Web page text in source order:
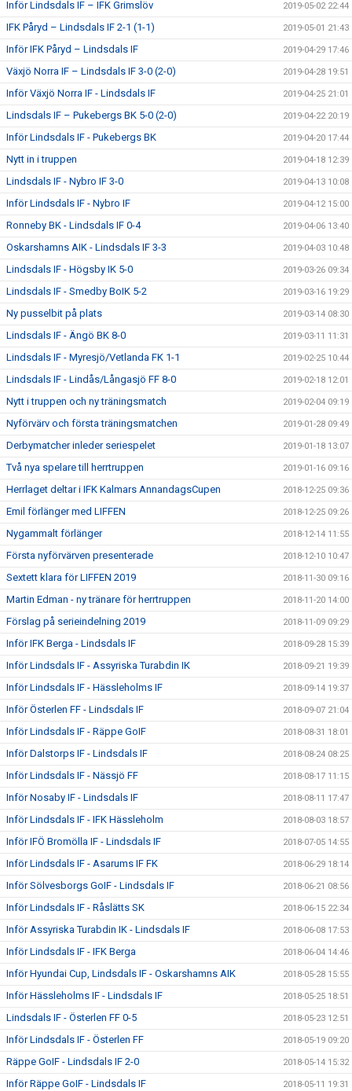
Inför Lindsdals IF – IFK Grimslöv 2019-05-02 22:44
IFK Påryd – Lindsdals IF 2-1 (1-1) 2019-05-01 21:43
Inför IFK Påryd – Lindsdals IF 2019-04-29 17:46
Växjö Norra IF – Lindsdals IF 3-0 (2-0) 2019-04-28 19:51
Inför Växjö Norra IF - Lindsdals IF 2019-04-25 21:01
Lindsdals IF – Pukebergs BK 5-0 (2-0) 2019-04-22 20:19
Inför Lindsdals IF - Pukebergs BK 2019-04-20 17:44
Nytt in i truppen 2019-04-18 12:39
Lindsdals IF - Nybro IF 3-0 2019-04-13 10:08
Inför Lindsdals IF - Nybro IF 2019-04-12 15:00
Ronneby BK - Lindsdals IF 0-4 2019-04-06 13:40
Oskarshamns AIK - Lindsdals IF 3-3 2019-04-03 10:48
Lindsdals IF - Högsby IK 5-0 2019-03-26 09:34
Lindsdals IF - Smedby BoIK 5-2 2019-03-16 19:29
Ny pusselbit på plats 2019-03-14 08:30
Lindsdals IF - Ängö BK 8-0 2019-03-11 11:31
Lindsdals IF - Myresjö/Vetlanda FK 1-1 2019-02-25 10:44
Lindsdals IF - Lindås/Långasjö FF 8-0 2019-02-18 12:01
Nytt i truppen och ny träningsmatch 2019-02-04 09:19
Nyförvärv och första träningsmatchen 2019-01-28 09:49
Derbymatcher inleder seriespelet 2019-01-18 13:07
Två nya spelare till herrtruppen 2019-01-16 09:16
Herrlaget deltar i IFK Kalmars AnnandagsCupen 2018-12-25 09:36
Emil förlänger med LIFFEN 2018-12-25 09:26
Nygammalt förlänger 2018-12-14 11:55
Första nyförvärven presenterade 2018-12-10 10:47
Sextett klara för LIFFEN 2019 2018-11-30 09:16
Martin Edman - ny tränare för herrtruppen 2018-11-20 14:00
Förslag på serieindelning 2019 2018-11-09 09:29
Inför IFK Berga - Lindsdals IF 2018-09-28 15:39
Inför Lindsdals IF - Assyriska Turabdin IK 2018-09-21 19:39
Inför Lindsdals IF - Hässleholms IF 2018-09-14 19:37
Inför Österlen FF - Lindsdals IF 2018-09-07 21:04
Inför Lindsdals IF - Räppe GoIF 2018-08-31 18:01
Inför Dalstorps IF - Lindsdals IF 2018-08-24 08:25
Inför Lindsdals IF - Nässjö FF 2018-08-17 11:15
Inför Nosaby IF - Lindsdals IF 2018-08-11 17:47
Inför Lindsdals IF - IFK Hässleholm 2018-08-03 18:57
Inför IFÖ Bromölla IF - Lindsdals IF 2018-07-05 14:55
Inför Lindsdals IF - Asarums IF FK 2018-06-29 18:14
Inför Sölvesborgs GoIF - Lindsdals IF 2018-06-21 08:56
Inför Lindsdals IF - Råslätts SK 2018-06-15 22:34
Inför Assyriska Turabdin IK - Lindsdals IF 2018-06-08 17:53
Inför Lindsdals IF - IFK Berga 2018-06-04 14:46
Inför Hyundai Cup, Lindsdals IF - Oskarshamns AIK 2018-05-28 15:55
Inför Hässleholms IF - Lindsdals IF 2018-05-25 18:51
Lindsdals IF - Österlen FF 0-5 2018-05-23 12:51
Inför Lindsdals IF - Österlen FF 2018-05-19 09:20
Räppe GoIF - Lindsdals IF 2-0 2018-05-14 15:32
Inför Räppe GoIF - Lindsdals IF 2018-05-11 19:31